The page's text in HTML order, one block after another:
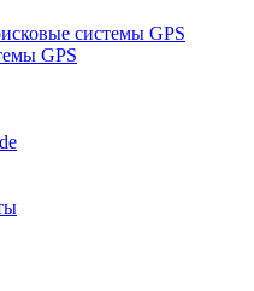
системы GPS
GPS